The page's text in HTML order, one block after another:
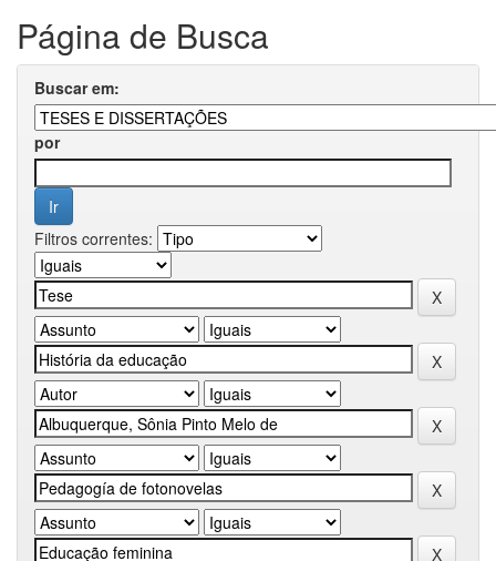
Página de Busca
Buscar em:
por
Filtros correntes: